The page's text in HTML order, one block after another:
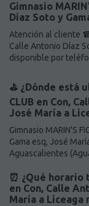
Gimnasio
Díaz Soto y
Atención al cliente ☎
Calle Antonio Díaz
disponible por
⛳️ ¿Dónde está
CLUB en Con,
José María a
Gimnasio MARIN'S
Gama esq, José
Aguascalientes
⏰ ¿Qué horario
en Con, Calle
María a Liceaga